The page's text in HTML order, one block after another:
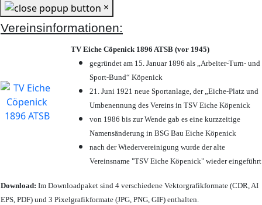
×
Vereinsinformationen:
TV Eiche Cöpenick 1896 ATSB (vor 1945)
gegründet am 15. Januar 1896 als „Arbeiter-Turn- und
Sport-Bund“ Köpenick
21. Juni 1921 neue Sportanlage, der „Eiche-Platz und
Umbenennung des Vereins in TSV Eiche Köpenick
von 1986 bis zur Wende gab es eine kurzzeitige
Namensänderung in BSG Bau Eiche Köpenick
nach der Wiedervereinigung wurde der alte
Vereinsname "TSV Eiche Köpenick" wieder eingeführt
Download: Im Downloadpaket sind 4 verschiedene Vektorgrafikformate (CDR, AI
EPS, PDF) und 3 Pixelgrafikformate (JPG, PNG, GIF) enthalten.